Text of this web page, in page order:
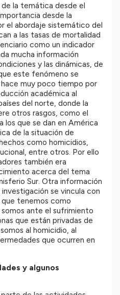
la temática desde el
desde la
el abordaje sistemático del
a las tasas de mortalidad
como un indicador
mucha información
y las dinámicas, de
este fenómeno se
muy poco tiempo por
académica al
del norte, donde la
otros rasgos, como el
que se dan en América
de la situación de
como homicidios,
entre otros. Por ello
también era
acerca del tema
Sur. Otra información
se vincula con
tenemos como
ante el sufrimiento
que están privadas de
al homicidio, al
que ocurren en
y algunos